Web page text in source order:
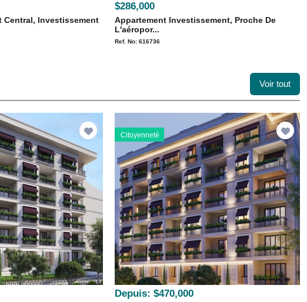
Central, Investissement
$286,000
Appartement Investissement, Proche De
L'aéropor...
Ref. No: 616736
Voir tout
Citoyenneté
Depuis: $470,000